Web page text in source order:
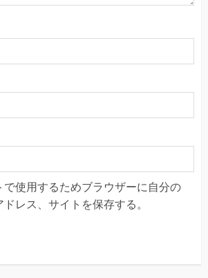
で使用するためブラウザーに自分の
レス、サイトを保存する。